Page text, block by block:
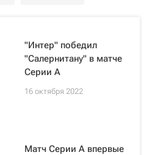
"Интер" победил
"Салернитану" в матче
Серии А
16 октября 2022
Матч Серии A впервые